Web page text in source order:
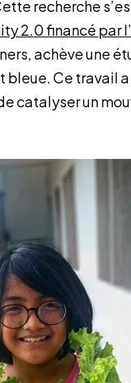
recherche
2.0 financé par
achève une
bleue. Ce travail
catalyser un